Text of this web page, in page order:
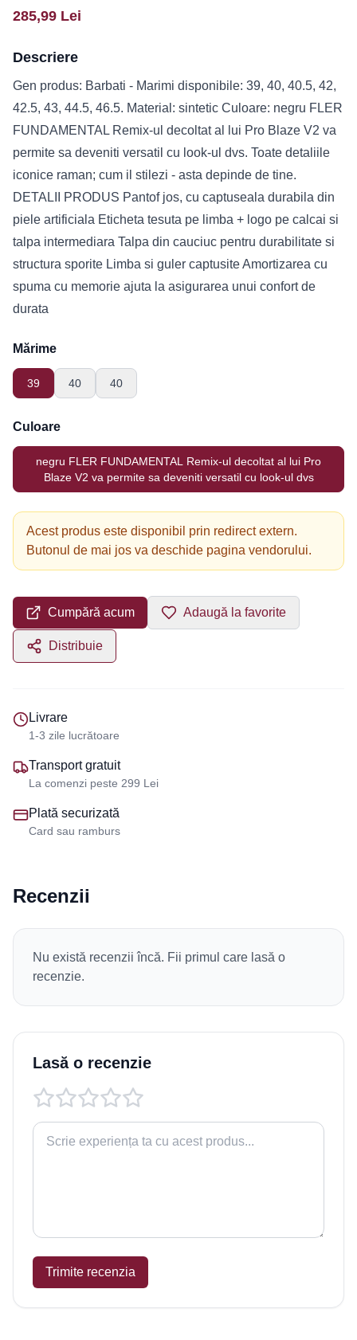
285,99 Lei
Descriere
Gen produs: Barbati - Marimi disponibile: 39, 40, 40.5, 42,
42.5, 43, 44.5, 46.5. Material: sintetic Culoare: negru FLER
FUNDAMENTAL Remix-ul decoltat al lui Pro Blaze V2 va
permite sa deveniti versatil cu look-ul dvs. Toate detaliile
iconice raman; cum il stilezi - asta depinde de tine.
DETALII PRODUS Pantof jos, cu captuseala durabila din
piele artificiala Eticheta tesuta pe limba + logo pe calcai si
talpa intermediara Talpa din cauciuc pentru durabilitate si
structura sporite Limba si guler captusite Amortizarea cu
spuma cu memorie ajuta la asigurarea unui confort de
durata
Mărime
39 40 40
Culoare
negru FLER FUNDAMENTAL Remix-ul decoltat al lui Pro
Blaze V2 va permite sa deveniti versatil cu look-ul dvs
Acest produs este disponibil prin redirect extern.
Butonul de mai jos va deschide pagina vendorului.
Cumpără acum Adaugă la favorite
Distribuie
Livrare
1-3 zile lucrătoare
Transport gratuit
La comenzi peste 299 Lei
Plată securizată
Card sau ramburs
Recenzii
Nu există recenzii încă. Fii primul care lasă o
recenzie.
Lasă o recenzie
Trimite recenzia